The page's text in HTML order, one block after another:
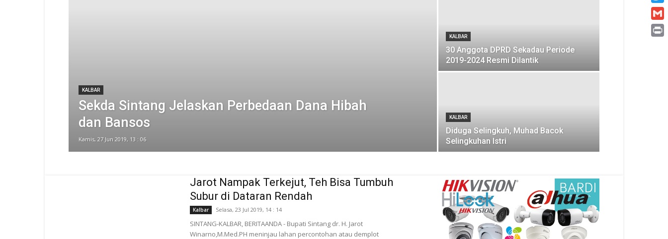
KALBAR
Sekda Sintang Jelaskan Perbedaan Dana Hibah
dan Bansos
Kamis, 27 Jun 2019, 13 : 06
KALBAR
30 Anggota DPRD Sekadau Periode
2019-2024 Resmi Dilantik
KALBAR
Diduga Selingkuh, Muhad Bacok
Selingkuhan Istri
Jarot Nampak Terkejut, Teh Bisa Tumbuh
Subur di Dataran Rendah
Kalbar Selasa, 23 Jul 2019, 14 : 14
SINTANG-KALBAR, BERITAANDA - Bupati Sintang dr. H. Jarot
Winarno,M.Med.PH meninjau lahan percontohan atau demplot